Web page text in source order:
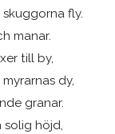
fly.
manar.
till by,
dy,
granar.
solig höjd,